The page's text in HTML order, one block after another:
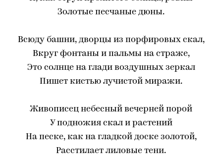
Золотые песчаные дюны.
Всюду башни, дворцы из порфировых скал,
Вкруг фонтаны и пальмы на страже,
Это солнце на глади воздушных зеркал
Пишет кистью лучистой миражи.
Живописец небесный вечерней порой
У подножия скал и растений
На песке, как на гладкой доске золотой,
Расстилает лиловые тени.